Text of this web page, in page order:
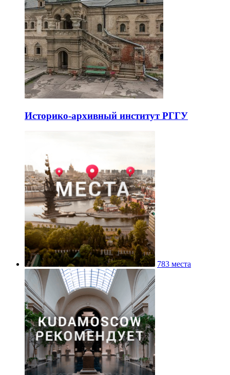
Историко-архивный институт РГГУ
783 места